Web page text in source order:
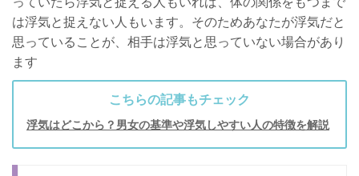
は浮気と捉えない人もいます。そのためあなたが浮気だと
思っていることが、相手は浮気と思っていない場合があり
ます
こちらの記事もチェック
浮気はどこから？男女の基準や浮気しやすい人の特徴を解説